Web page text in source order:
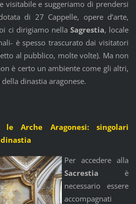
visitabile e suggeriamo di prendersi
di 27 Cappelle, opere d’arte,
ci dirigiamo nella Sagrestia, locale
è spesso trascurato dai visitatori
al pubblico, molte volte). Ma non
è certo un ambiente come gli altri,
della dinastia aragonese.
Arche Aragonesi: singolari
Per accedere alla
Sacrestia è
necessario essere
accompagnati